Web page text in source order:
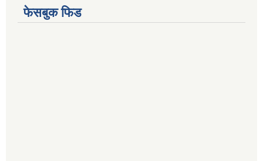
फेसबुक फिड